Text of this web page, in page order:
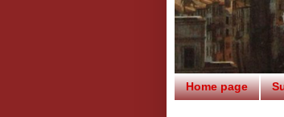
Home page